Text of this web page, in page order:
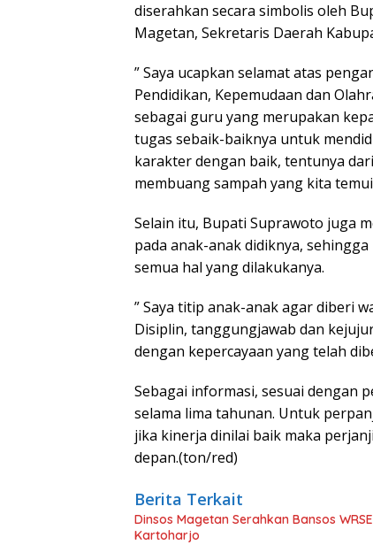
diserahkan secara simbolis oleh
Magetan, Sekretaris Daerah
” Saya ucapkan selamat atas
Pendidikan, Kepemudaan dan
sebagai guru yang merupakan
tugas sebaik-baiknya untuk
karakter dengan baik, tentunya
membuang sampah yang kita
Selain itu, Bupati Suprawoto juga
pada anak-anak didiknya,
semua hal yang dilakukanya.
” Saya titip anak-anak agar diberi
Disiplin, tanggungjawab dan
dengan kepercayaan yang telah
Sebagai informasi, sesuai dengan
selama lima tahunan. Untuk
jika kinerja dinilai baik maka
depan.(ton/red)
Berita Terkait
Dinsos Magetan Serahkan Bansos
Kartoharjo